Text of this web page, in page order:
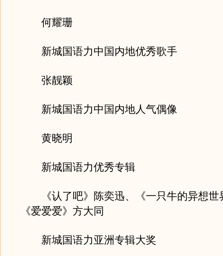
何耀珊
新城国语力中国内地优秀歌手
张靓颖
新城国语力中国内地人气偶像
黄晓明
新城国语力优秀专辑
《认了吧》陈奕迅、《一只牛的异想世
《爱爱爱》方大同
新城国语力亚洲专辑大奖